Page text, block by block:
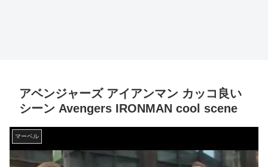
アベンジャーズ アイアンマン カッコ良い
シーン Avengers IRONMAN cool scene
マーベル